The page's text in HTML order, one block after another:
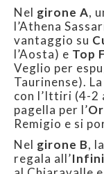
Nel girone A,
l’Athena
vantaggio su
l’Aosta) e Top
Veglio per
Taurinense). La
con l’Ittiri (4-2
pagella per l’
Remigio e si
Nel girone B,
regala all’